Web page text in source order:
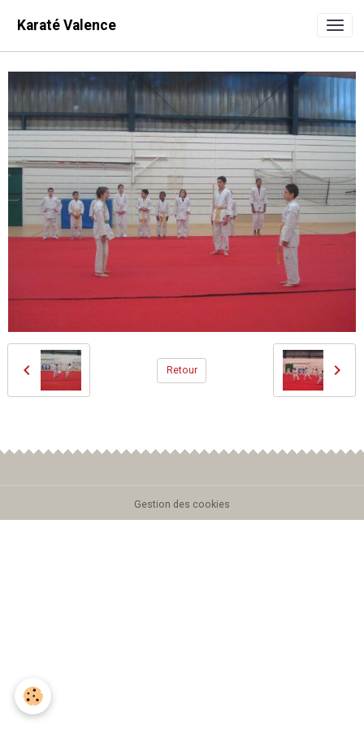
Karaté Valence
Retour
Gestion des cookies